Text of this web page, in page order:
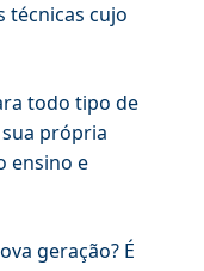
técnicas cujo
todo tipo de
própria
ensino e
geração? É